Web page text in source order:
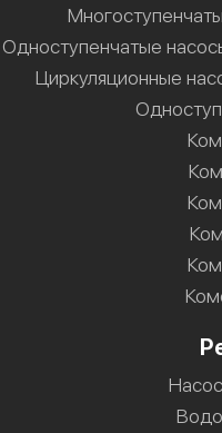
Одноступенчатые
Циркуляционные